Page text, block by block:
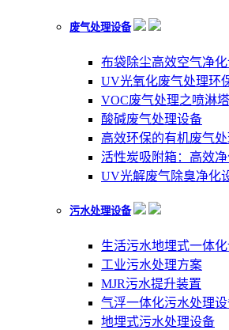
废气处理设备
布袋除尘高效空气净
UV光氧化废气处理环
VOC废气处理之喷淋塔
酸碱废气处理设备
高效环保的有机废气
活性炭吸附箱：高效
UV光解废气除臭净化
污水处理设备
生活污水地埋式一体
工业污水处理方案
MJR污水提升装置
气浮一体化污水处理
地埋式污水处理设备